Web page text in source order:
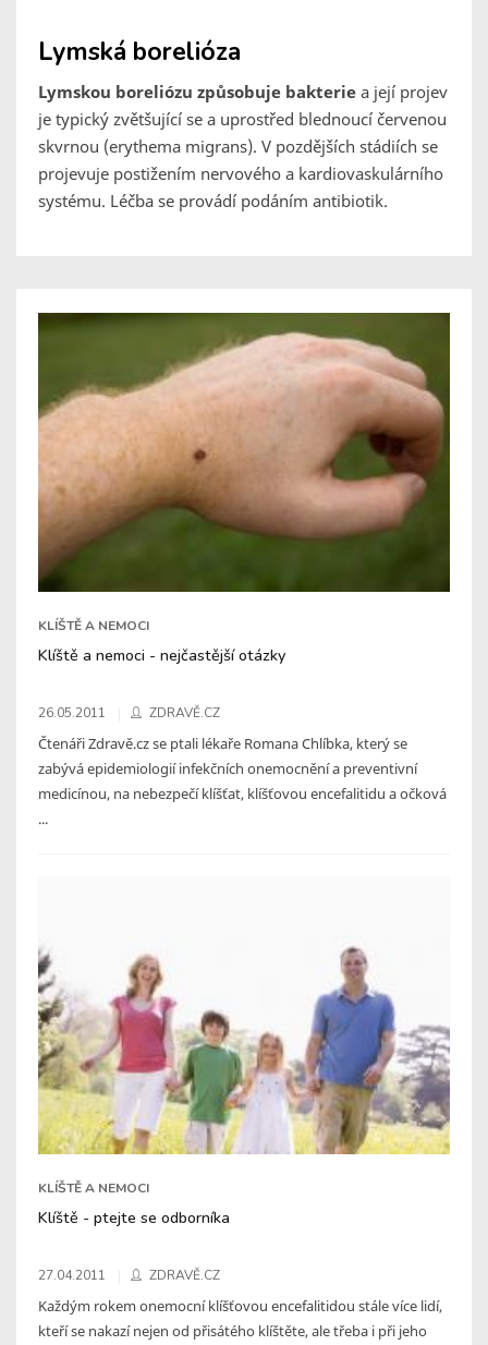
Lymská borelióza
Lymskou boreliózu způsobuje bakterie a její projev
je typický zvětšující se a uprostřed blednoucí červenou
skvrnou (erythema migrans). V pozdějších stádiích se
projevuje postižením nervového a kardiovaskulárního
systému. Léčba se provádí podáním antibiotik.
KLÍŠTĚ A NEMOCI
Klíště a nemoci - nejčastější otázky
26.05.2011 ZDRAVĚ.CZ
Čtenáři Zdravě.cz se ptali lékaře Romana Chlíbka, který se
zabývá epidemiologií infekčních onemocnění a preventivní
medicínou, na nebezpečí klíšťat, klíšťovou encefalitidu a očková
...
KLÍŠTĚ A NEMOCI
Klíště - ptejte se odborníka
27.04.2011 ZDRAVĚ.CZ
Každým rokem onemocní klíšťovou encefalitidou stále více lidí,
kteří se nakazí nejen od přisátého klíštěte, ale třeba i při jeho